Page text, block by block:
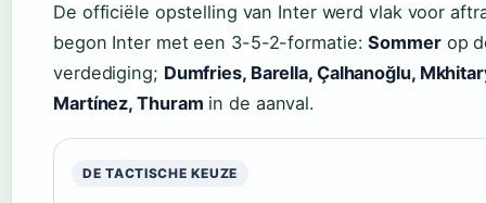
De officiële opstelling van Inter werd vlak voor
begon Inter met een 3-5-2-formatie:Sommerop
verdediging; Dumfries, Barella, Çalhanoğlu,
Martínez, Thuram in de aanval.
DE TACTISCHE KEUZE